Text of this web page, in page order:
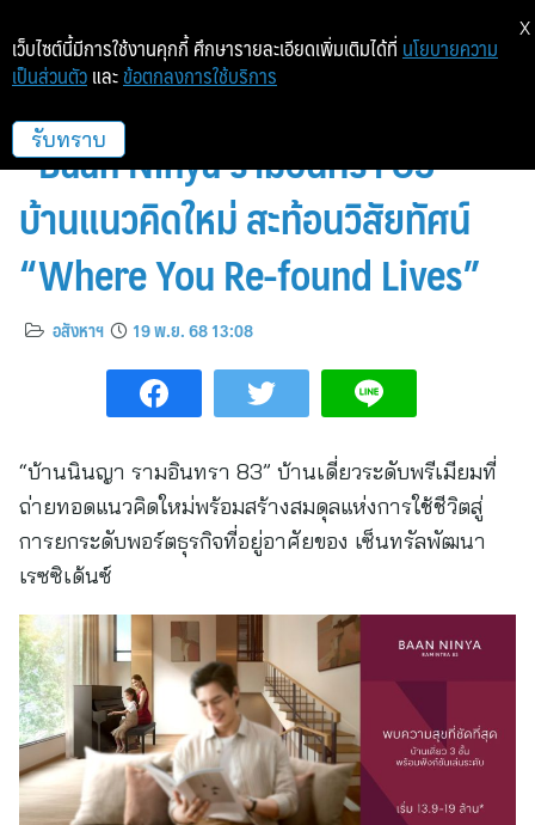
เซ็นทรัลพัฒนา เรซซิเด้นซ์ เปิดตัว
“Baan Ninya รามอินทรา 83”
บ้านแนวคิดใหม่ สะท้อนวิสัยทัศน์
“Where You Re-found Lives”
อสังหาฯ 19 พ.ย. 68 13:08
“บ้านนินญา รามอินทรา 83” บ้านเดี่ยวระดับพรีเมียมที่
ถ่ายทอดแนวคิดใหม่พร้อมสร้างสมดุลแห่งการใช้ชีวิตสู่
การยกระดับพอร์ตธุรกิจที่อยู่อาศัยของ เซ็นทรัลพัฒนา
เรซซิเด้นซ์
เว็บไซต์นี้มีการใช้งานคุกกี้ ศึกษารายละเอียดเพิ่มเติมได้ที่ นโยบายความ
เป็นส่วนตัว และ ข้อตกลงการใช้บริการ
รับทราบ
X